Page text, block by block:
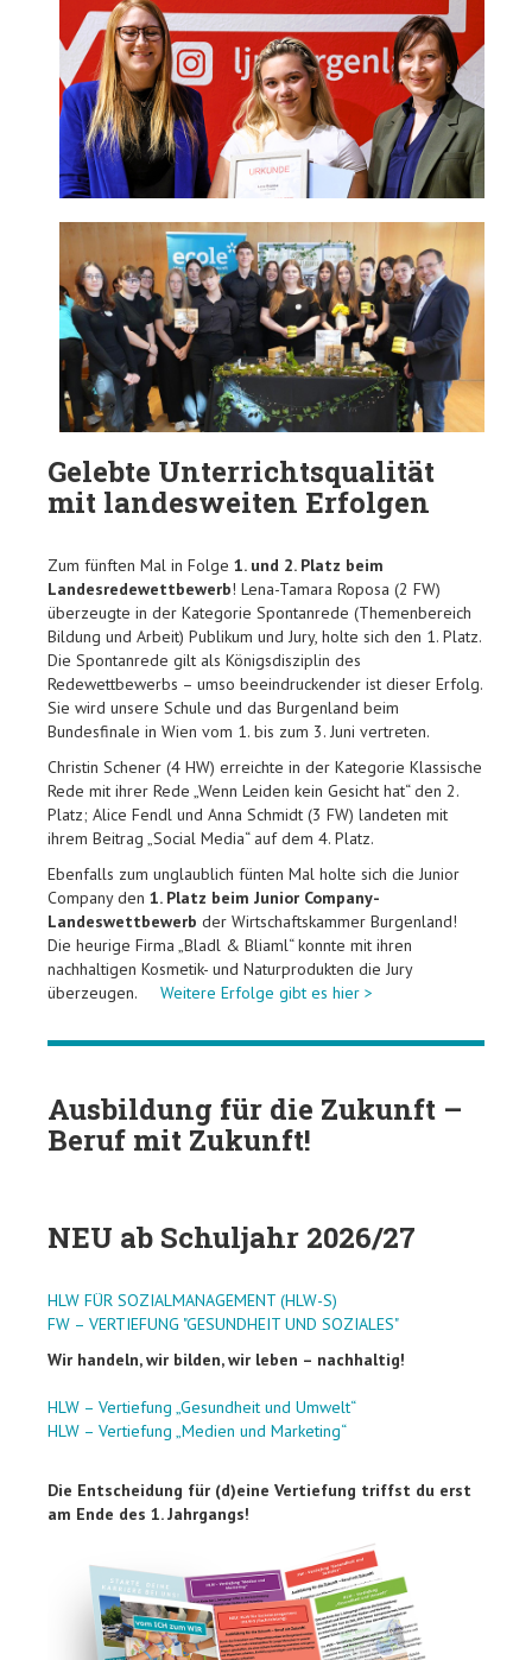
Gelebte Unterrichtsqualität
mit landesweiten Erfolgen
Zum fünften Mal in Folge 1. und 2. Platz beim
Landesredewettbewerb! Lena-Tamara Roposa (2 FW)
überzeugte in der Kategorie Spontanrede (Themenbereich
Bildung und Arbeit) Publikum und Jury, holte sich den 1. Platz.
Die Spontanrede gilt als Königsdisziplin des
Redewettbewerbs – umso beeindruckender ist dieser Erfolg.
Sie wird unsere Schule und das Burgenland beim
Bundesfinale in Wien vom 1. bis zum 3. Juni vertreten.
Christin Schener (4 HW) erreichte in der Kategorie Klassische
Rede mit ihrer Rede „Wenn Leiden kein Gesicht hat“ den 2.
Platz; Alice Fendl und Anna Schmidt (3 FW) landeten mit
ihrem Beitrag „Social Media“ auf dem 4. Platz.
Ebenfalls zum unglaublich fünten Mal holte sich die Junior
Company den 1. Platz beim Junior Company-
Landeswettbewerb der Wirtschaftskammer Burgenland!
Die heurige Firma „Bladl & Bliaml“ konnte mit ihren
nachhaltigen Kosmetik- und Naturprodukten die Jury
überzeugen. Weitere Erfolge gibt es hier >
Ausbildung für die Zukunft –
Beruf mit Zukunft!
NEU ab Schuljahr 2026/27
HLW FÜR SOZIALMANAGEMENT (HLW-S)
FW – VERTIEFUNG "GESUNDHEIT UND SOZIALES"
Wir handeln, wir bilden, wir leben – nachhaltig!
HLW – Vertiefung „Gesundheit und Umwelt“
HLW – Vertiefung „Medien und Marketing“
Die Entscheidung für (d)eine Vertiefung triffst du erst
am Ende des 1. Jahrgangs!